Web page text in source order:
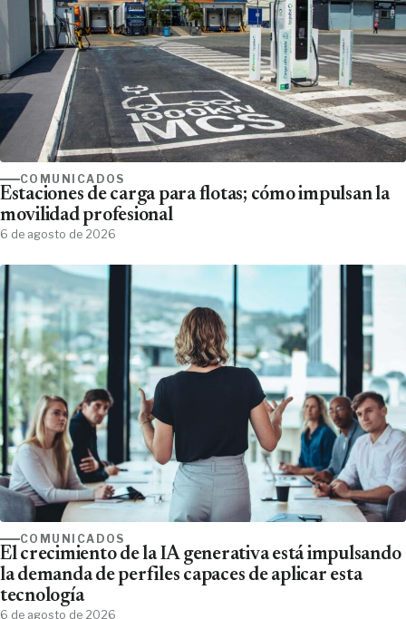
COMUNICADOS
Estaciones de carga para flotas; cómo impulsan la
movilidad profesional
6 de agosto de 2026
COMUNICADOS
El crecimiento de la IA generativa está impulsando
la demanda de perfiles capaces de aplicar esta
tecnología
6 de agosto de 2026